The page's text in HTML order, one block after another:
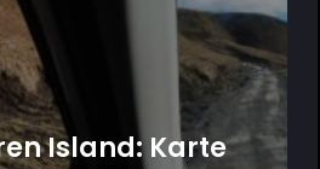
Island: Karte